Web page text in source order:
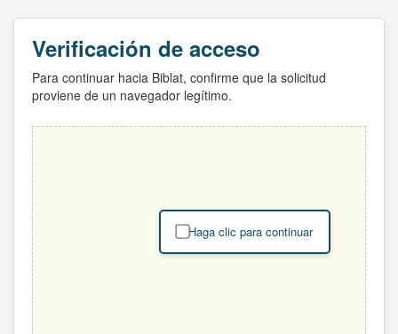
Verificación de acceso
Para continuar hacia Biblat, confirme que la solicitud
proviene de un navegador legítimo.
Haga clic para continuar